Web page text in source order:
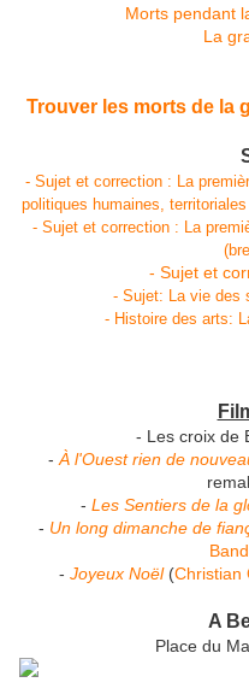
Morts pendant
La
Trouver les morts de la
- Sujet et correction : La
politiques humaines,
- Sujet et correction : La
- Sujet et
- Sujet: La vie des
- Histoire des arts:
- Les croix de
- À l'Ouest rien de
- Les Sentiers de la
- Un long dimanche de
- Joyeux Noël(Christian
A
Place du